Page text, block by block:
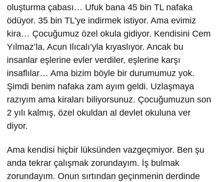
oluşturma çabası… Ufuk bana 45 bin TL nafaka
ödüyor. 35 bin TL’ye indirmek istiyor. Ama evimiz
kira… Çocuğumuz özel okula gidiyor. Kendisini Cem
Yılmaz’la, Acun Ilıcalı’yla kıyaslıyor. Ancak bu
insanlar eşlerine evler verdiler, eşlerine karşı
insaflılar… Ama bizim böyle bir durumumuz yok.
Şimdi benim nafaka zam ayım geldi. Uzlaşmaya
razıyım ama kiraları biliyorsunuz. Çocuğumuzun son
2 yılı kalmış, özel okuldan al devlet okuluna ver
diyor.
Ama kendisi hiçbir lüksünden vazgeçmiyor. Ben şu
anda tekrar çalışmak zorundayım. İş bulmak
zorundayım. Onun sırtından geçinmenin derdinde